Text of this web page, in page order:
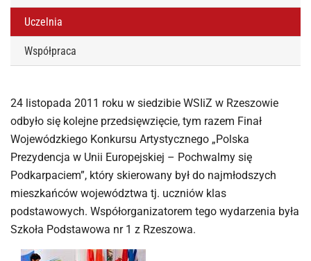
Uczelnia
Współpraca
24 listopada 2011 roku w siedzibie WSIiZ w Rzeszowie
odbyło się kolejne przedsięwzięcie, tym razem Finał
Wojewódzkiego Konkursu Artystycznego „Polska
Prezydencja w Unii Europejskiej – Pochwalmy się
Podkarpaciem”, który skierowany był do najmłodszych
mieszkańców województwa tj. uczniów klas
podstawowych. Współorganizatorem tego wydarzenia była
Szkoła Podstawowa nr 1 z Rzeszowa.